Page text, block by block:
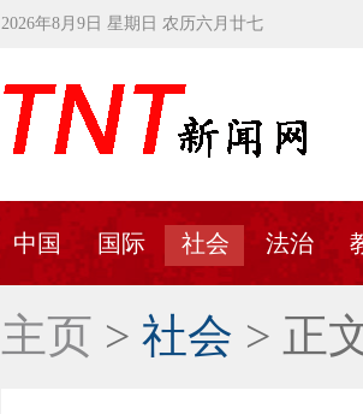
2026年8月9日 星期日 农历六月廿七
中国 国际 社会 法治
主页 > 社会 > 正